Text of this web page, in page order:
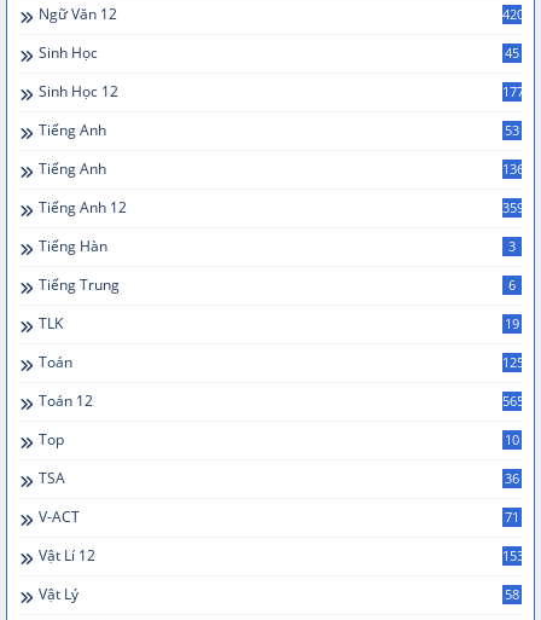
Ngữ Văn 12 420
Sinh Học 45
Sinh Học 12 177
Tiếng Anh 53
Tiếng Anh 136
Tiếng Anh 12 359
Tiếng Hàn 3
Tiếng Trung 6
TLK 19
Toán 125
Toán 12 565
Top 10
TSA 36
V-ACT 71
Vật Lí 12 153
Vật Lý 58